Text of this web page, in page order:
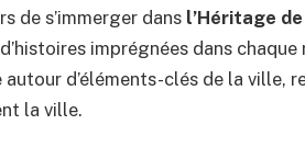
de s’immerger dans l’Héritage
imprégnées dans chaque
d’éléments-clés de la ville,
la ville.